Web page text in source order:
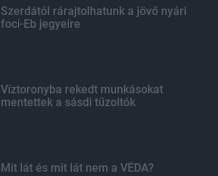
Szerdától rárajtolhatunk a jövő nyári
foci-Eb jegyeire
Víztoronyba rekedt munkásokat
mentettek a sásdi tűzoltók
Mit lát és mit lát nem a VÉDA?